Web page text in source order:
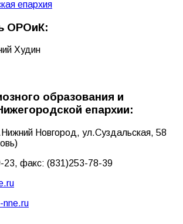
епархия
ОРОиК:
Худин
образования и
епархии:
Новгород, ул.Суздальская, 58
23, факс: (831)253-78-39
nne.ru